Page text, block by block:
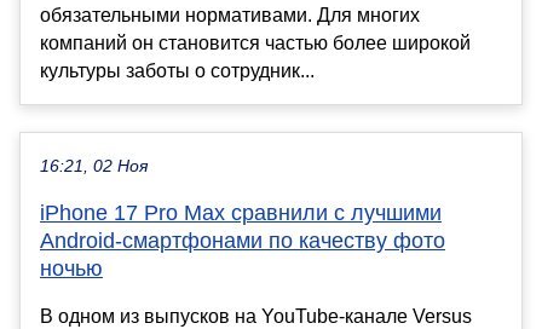
обязательными нормативами. Для многих
компаний он становится частью более широкой
культуры заботы о сотрудник...
16:21, 02 Ноя
iPhone 17 Pro Max сравнили с лучшими
Android-смартфонами по качеству фото
ночью
В одном из выпусков на YouTube-канале Versus